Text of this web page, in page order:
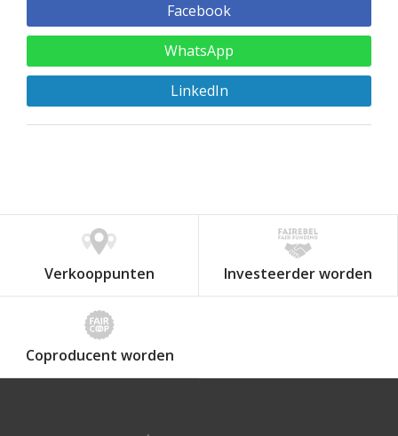
Facebook
WhatsApp
LinkedIn
Verkooppunten Investeerder worden
Coproducent worden